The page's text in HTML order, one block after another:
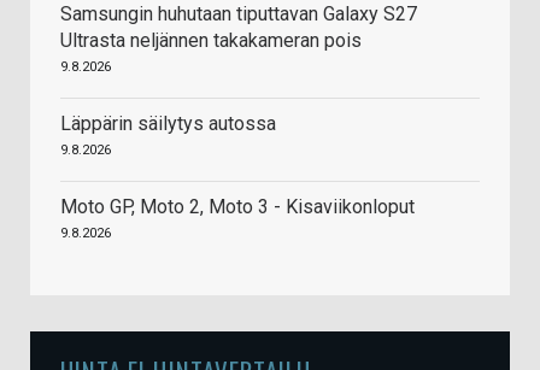
Samsungin huhutaan tiputtavan Galaxy S27
Ultrasta neljännen takakameran pois
9.8.2026
Läppärin säilytys autossa
9.8.2026
Moto GP, Moto 2, Moto 3 - Kisaviikonloput
9.8.2026